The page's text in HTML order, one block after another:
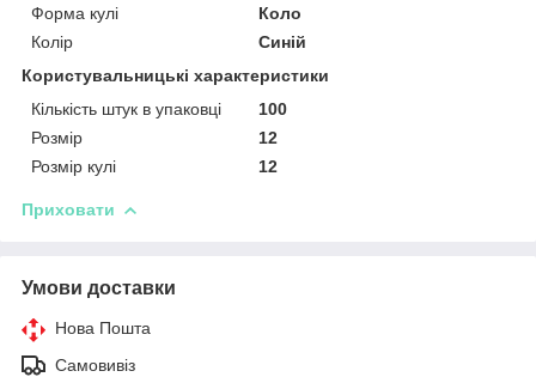
Форма кулі
Коло
Колір
Синій
Користувальницькі характеристики
Кількість штук в упаковці
100
Розмір
12
Розмір кулі
12
Приховати
Умови доставки
Нова Пошта
Самовивіз